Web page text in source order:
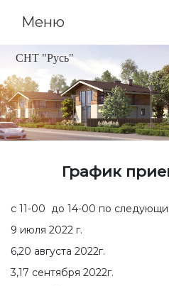
Меню
СНТ "Русь"
График
с 11-00 до 14-00 по
9 июля 2022 г.
6,20 августа 2022г.
3,17 сентября 2022г.